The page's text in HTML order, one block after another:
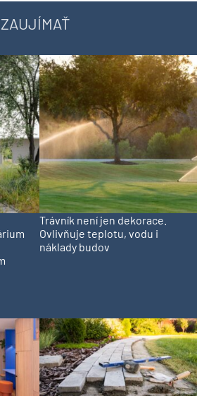
Trávník není jen dekorace.
Ovlivňuje teplotu, vodu i
náklady budov